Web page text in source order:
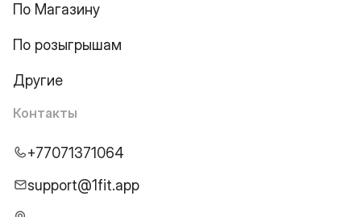
По Магазину
По розыгрышам
Другие
Контакты
+77071371064
support@1fit.app